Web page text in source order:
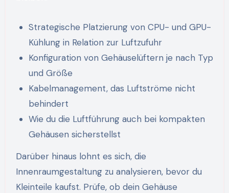
Strategische Platzierung von CPU- und GPU-
Kühlung in Relation zur Luftzufuhr
Konfiguration von Gehäuselüftern je nach Typ
und Größe
Kabelmanagement, das Luftströme nicht
behindert
Wie du die Luftführung auch bei kompakten
Gehäusen sicherstellst
Darüber hinaus lohnt es sich, die
Innenraumgestaltung zu analysieren, bevor du
Kleinteile kaufst. Prüfe, ob dein Gehäuse